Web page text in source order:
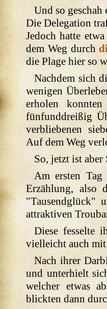
Und so geschah
Die Delegation
Jedoch hatte
dem Weg durch
die Plage hier so
Nachdem sich
wenigen
erholen
fünfunddreißig
verbliebenen
Auf dem Weg
So, jetzt ist
Am ersten
Erzählung, also
"Tausendglück"
attraktiven
Diese fesselte
vielleicht auch
Nach ihrer
und unterhielt
welcher etwas
blickten dann